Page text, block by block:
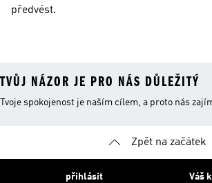
předvést.
TVŮJ NÁZOR JE PRO NÁS DŮLEŽITÝ
Tvoje spokojenost je naším cílem, a proto nás
Zpět na začátek
přihlásit Váš